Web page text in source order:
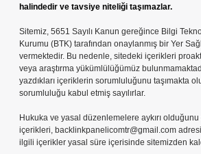
halindedir ve tavsiye niteliği taşımazlar.
Sitemiz, 5651 Sayılı Kanun gereğince Bilgi
Kurumu (BTK) tarafından onaylanmış bir Yer
vermektedir. Bu nedenle, sitedeki içerikleri
veya araştırma yükümlülüğümüz
yazdıkları içeriklerin sorumluluğunu taşımakta
sorumluluğu kabul etmiş sayılırlar.
Hukuka ve yasal düzenlemelere aykırı
içerikleri, backlinkpanelicomtr@gmail.com
ilgili içerikler yasal süre içerisinde sitemizden